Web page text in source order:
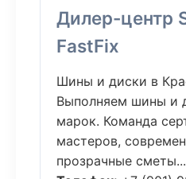
Дилер-центр
FastFix
Шины и диски в
Выполняем шины и
марок. Команда
мастеров,
прозрачные